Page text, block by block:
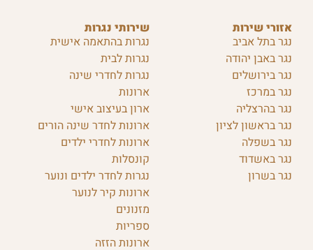
שירותי נגרות
נגרות בהתאמה אישית
נגרות לבית
נגרות לחדרי שינה
ארונות
ארון בעיצוב אישי
ארונות לחדר שינה הורים
ארונות לחדרי ילדים
קונסלות
נגרות לחדר ילדים ונוער
ארונות קיר לנוער
מזנונים
ספריות
ארונות הזזה
אזורי שירות
נגר בתל אביב
נגר באבן יהודה
נגר בירושלים
נגר במרכז
נגר בהרצליה
נגר בראשון לציון
נגר בשפלה
נגר באשדוד
נגר בשרון